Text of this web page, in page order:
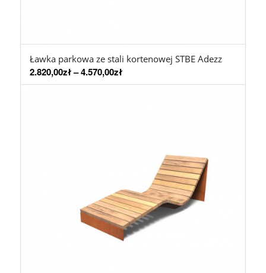
Ławka parkowa ze stali kortenowej STBE Adezz
2.820,00zł–4.570,00zł